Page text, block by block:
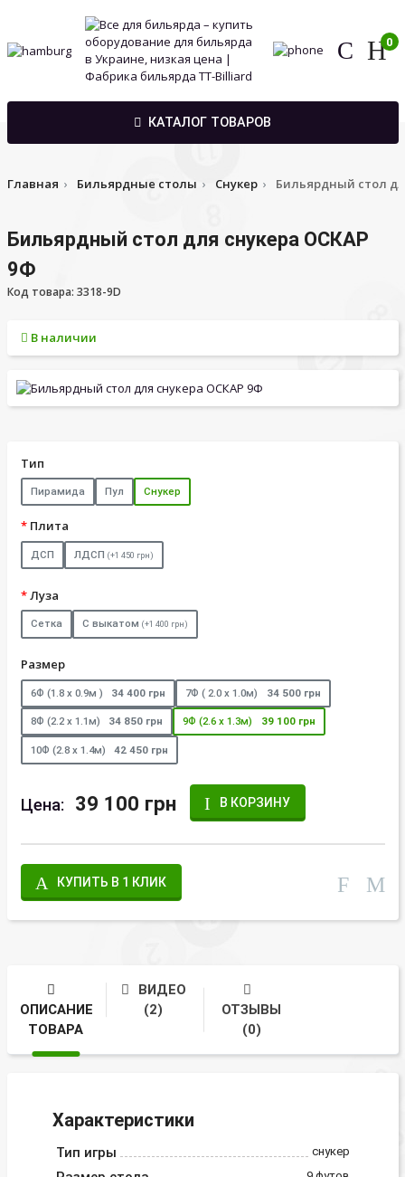
0
КАТАЛОГ ТОВАРОВ
Главная Бильярдные столы Снукер Бильярдный стол
Бильярдный стол для снукера ОСКАР
9Ф
Код товара: 3318-9D
В наличии
Тип
Пирамида Пул Снукер
Плита
ДСП ЛДСП (+1 450 грн)
Луза
Сетка С выкатом (+1 400 грн)
Размер
6Ф (1.8 х 0.9м ) 34 400 грн 7Ф ( 2.0 х 1.0м) 34 500 грн
8Ф (2.2 х 1.1м) 34 850 грн 9Ф (2.6 х 1.3м) 39 100 грн
10Ф (2.8 х 1.4м) 42 450 грн
Цена: 39 100 грн В КОРЗИНУ
КУПИТЬ В 1 КЛИК
ОПИСАНИЕ
ТОВАРА
ВИДЕО
(2)
ОТЗЫВЫ
(0)
Характеристики
Тип игры снукер